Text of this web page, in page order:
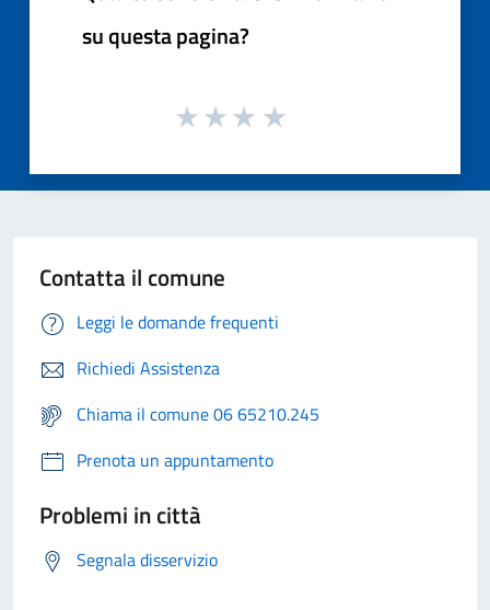
su questa pagina?
Contatta il comune
Leggi le domande frequenti
Richiedi Assistenza
Chiama il comune 06 65210.245
Prenota un appuntamento
Problemi in città
Segnala disservizio